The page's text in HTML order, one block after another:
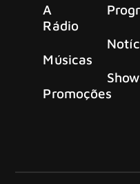
A
Rádio
Músicas
Promoções